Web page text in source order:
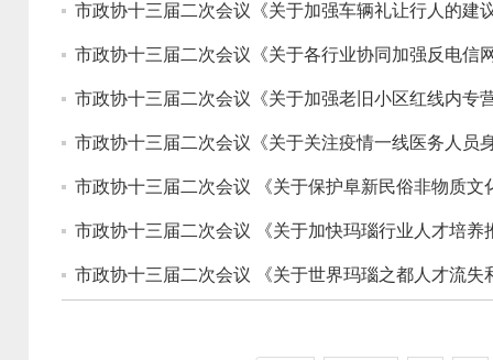
市政协十三届二次会议《关于加强车辆礼让行人的建
市政协十三届二次会议《关于各行业协同加强反电信
市政协十三届二次会议《关于加强老旧小区红线内专
市政协十三届二次会议《关于关注疫情一线医务人员
市政协十三届二次会议 《关于保护阜新民俗非物质文
市政协十三届二次会议 《关于加快玛瑙行业人才培
市政协十三届二次会议 《关于世界玛瑙之都人才流